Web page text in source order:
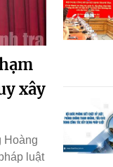
xây
Hoàng
luật